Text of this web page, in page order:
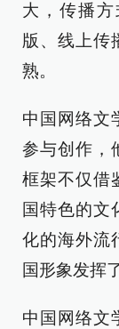
大，传播
版、线上传
熟。
中国网络文
参与创作，
框架不仅借
国特色的文
化的海外流
国形象发挥
中国网络文